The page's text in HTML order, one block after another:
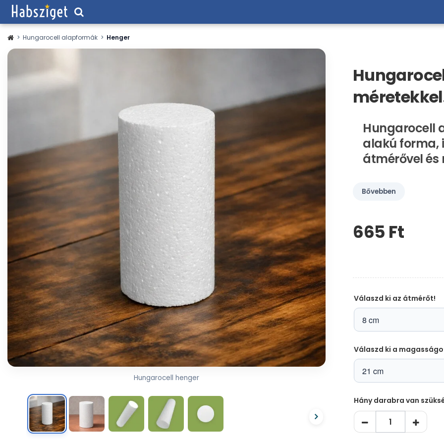
> Hungarocell alapformák > Henger
Hungarocell henger
Hungarocell
alakú forma,
átmérővel
Bővebben
Kérem,
hagyja
665 Ft‎
Válaszd ki az átmérőt!
Válaszd ki a
Hány darabra van